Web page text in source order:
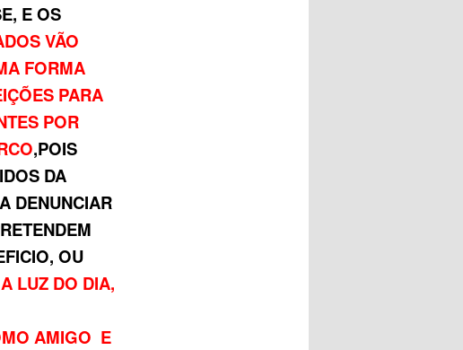
E OS
VÃO
FORMA
PARA
POR
,POIS
DA
DENUNCIAR
OU
LUZ DO DIA,
AMIGO E